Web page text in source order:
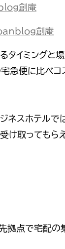
創庵
soanblog創庵
タイミングと
急便に比べコ
ネスホテル
取ってもら
拠点で宅配